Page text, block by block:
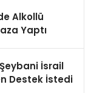
Alkollü
Yaptı
İsrail
Destek İstedi